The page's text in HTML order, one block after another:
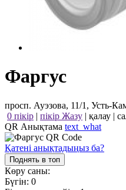
Фаргус
просп. Ауэзова, 11/1, Усть-
0 пікір | пікір Жазу | қалау |
QR Анықтама text_what
Қатені анықтадыңыз ба?
Поднять в топ
Көру саны:
Бүгін: 0